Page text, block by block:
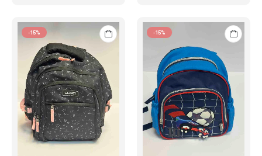
-15% -15%